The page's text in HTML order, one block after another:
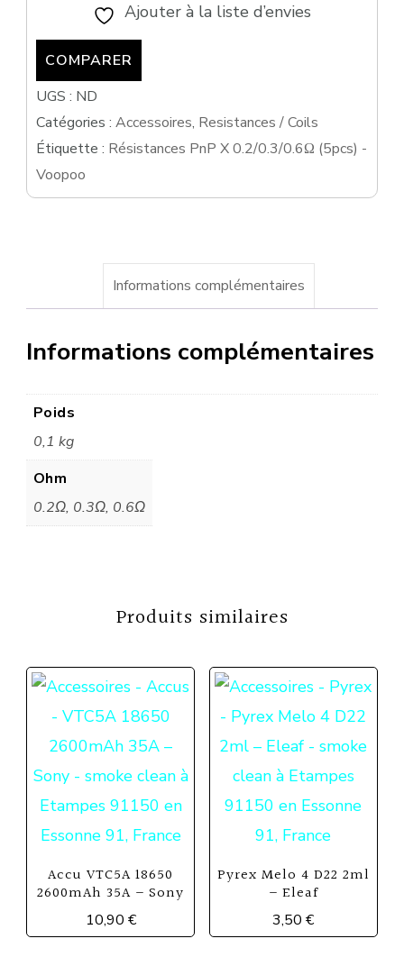
0.2/0.3/0.6Ω
(5pcs)
Voopoo
Ajouter à la liste d’envies
COMPARER
UGS : ND
Catégories : Accessoires, Resistances / Coils
Étiquette : Résistances PnP X 0.2/0.3/0.6Ω (5pcs) -
Voopoo
Informations complémentaires
Informations complémentaires
Poids
0,1 kg
Ohm
0.2Ω, 0.3Ω, 0.6Ω
Produits similaires
Accu VTC5A 18650
2600mAh 35A – Sony
10,90 €
Pyrex Melo 4 D22 2ml
– Eleaf
3,50€